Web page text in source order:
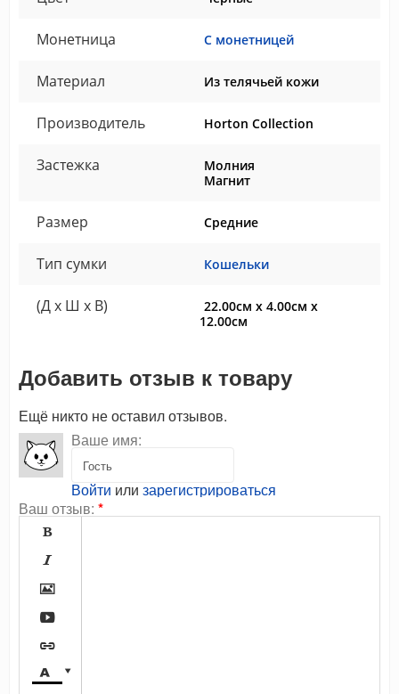
Монетница С монетницей
Материал Из телячьей кожи
Производитель Horton Collection
Застежка
Молния
Магнит
Размер Средние
Тип сумки Кошельки
(Д x Ш x В)
22.00см x 4.00см x
12.00см
Добавить отзыв к товару
Ещё никто не оставил отзывов.
Ваше имя:
Войти или зарегистрироваться
Ваш отзыв: *






